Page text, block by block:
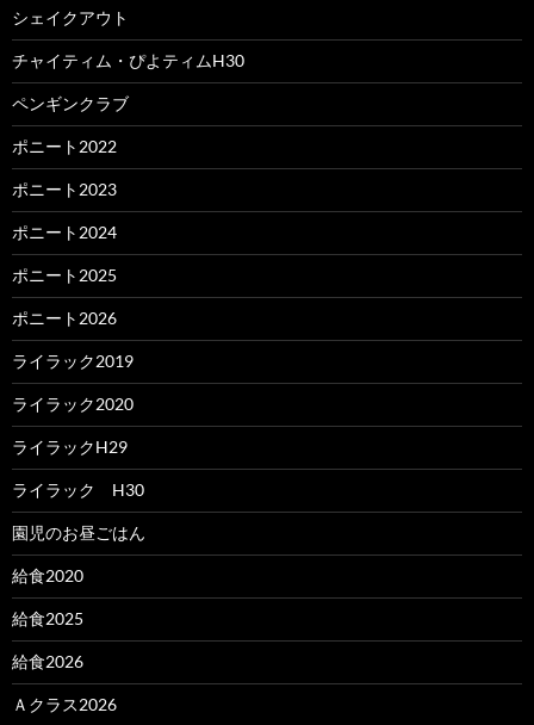
シェイクアウト
チャイティム・ぴよティムH30
ペンギンクラブ
ポニート2022
ポニート2023
ポニート2024
ポニート2025
ポニート2026
ライラック2019
ライラック2020
ライラックH29
ライラック H30
園児のお昼ごはん
給食2020
給食2025
給食2026
Ａクラス2026